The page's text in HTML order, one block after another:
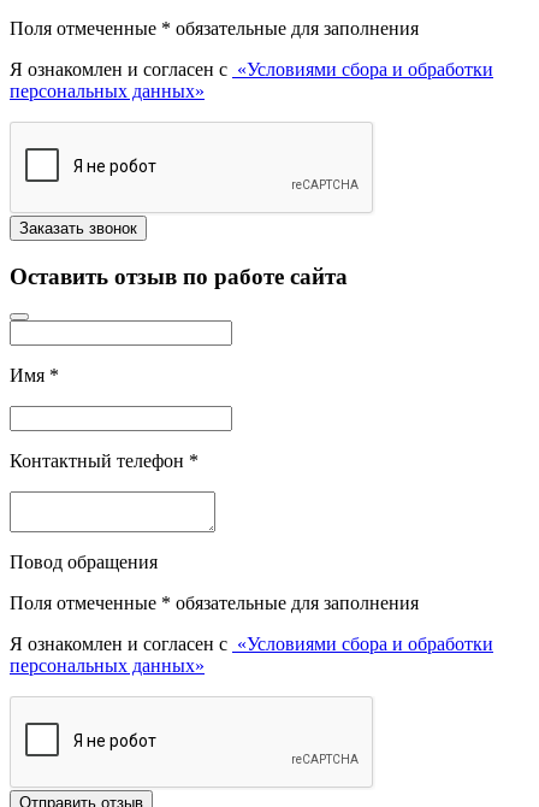
Поля отмеченные * обязательные для заполнения
Я ознакомлен и согласен с «Условиями сбора и обработки
персональных данных»
Оставить отзыв по работе сайта
Имя *
Контактный телефон *
Повод обращения
Поля отмеченные * обязательные для заполнения
Я ознакомлен и согласен с «Условиями сбора и обработки
персональных данных»